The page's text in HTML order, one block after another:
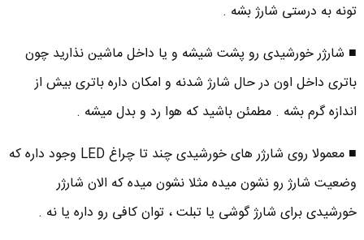
تونه به درستی شارژ بشه .
■ شارژر خورشیدی رو پشت شیشه و یا داخل ماشین نذارید چون
باتری داخل اون در حال شارژ شدنه و امکان داره باتری بیش از
اندازه گرم بشه . مطمئن باشید که هوا رد و بدل میشه .
■ معمولا روی شارژر های خورشیدی چند تا چراغ LED وجود داره که
وضعیت شارژ رو نشون میده مثلا نشون میده که الان شارژر
خورشیدی برای شارژ گوشی یا تبلت ، توان کافی رو داره یا نه .